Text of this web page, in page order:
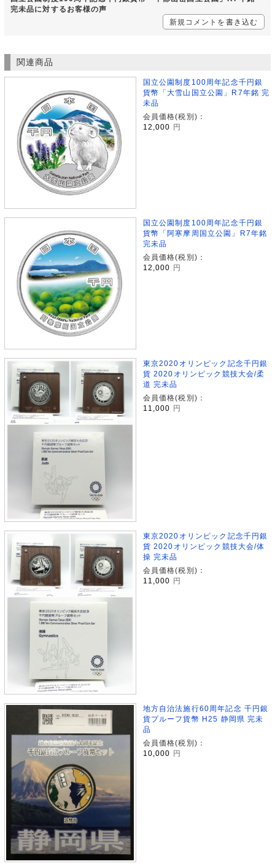
完未品に対するお客様の声
新規コメントを書き込む
関連商品
国立公園制度100周年記念千円銀
貨幣「大雪山国立公園」R7年銘 完
未品
会員価格(税別)：
12,000
円
国立公園制度100周年記念千円銀
貨幣「阿寒摩周国立公園」R7年銘
完未品
会員価格(税別)：
12,000
円
東京2020オリンピック記念千円銀
貨 2020オリンピック競技大会/柔
道 完未品
会員価格(税別)：
11,000
円
東京2020オリンピック記念千円銀
貨 2020オリンピック競技大会/体
操 完未品
会員価格(税別)：
11,000
円
地方自治法施行60周年記念 千円銀
貨プルーフ貨幣 H25 静岡県 完未
品
会員価格(税別)：
10,000
円